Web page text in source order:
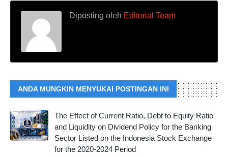
Diposting oleh Editorial Team
ANDA MUNGKIN MENYUKAI POSTINGAN INI
The Effect of Current Ratio, Debt to Equity Ratio
and Liquidity on Dividend Policy for the Banking
Sector Listed on the Indonesia Stock Exchange
for the 2020-2024 Period